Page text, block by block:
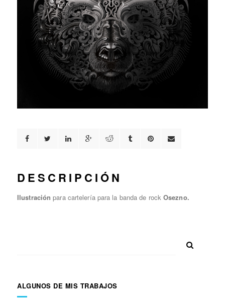
DESCRIPCIÓN
Ilustración para cartelería para la banda de rockOsezno.
ALGUNOS DE MIS TRABAJOS